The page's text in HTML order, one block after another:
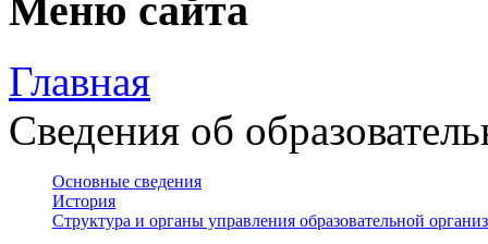
Меню сайта
Главная
Сведения об
Основные сведения
История
Структура и органы управления образовательной